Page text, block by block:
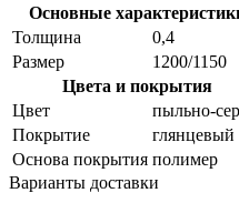
Основные
Толщина
0,4
Размер
1200/1150
Цвета и покрытия
Цвет
пыльно-
Покрытие
глянцевый
Основа покрытия полимер
Варианты доставки